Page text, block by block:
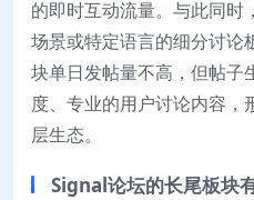
的即时互动流量。与此同时
场景或特定语言的细分讨论
块单日发帖量不高，但帖子
度、专业的用户讨论内容，
层生态。
Signal论坛的长尾板块